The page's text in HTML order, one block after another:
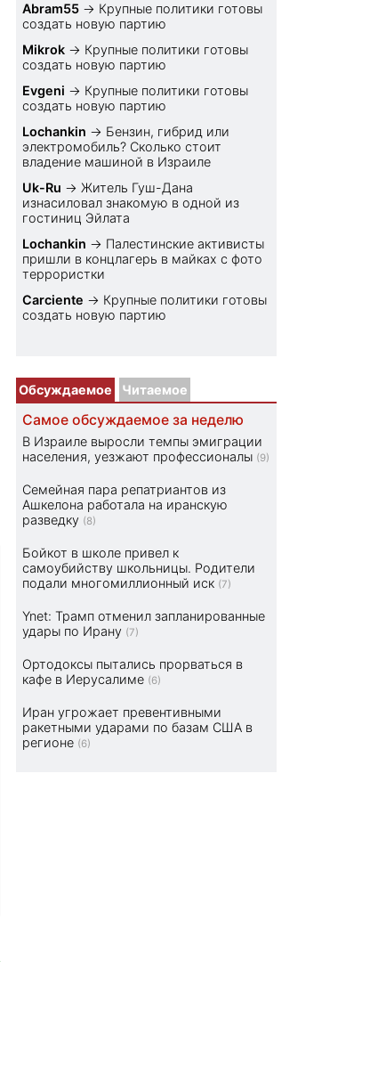
Abram55 → Крупные политики готовы
создать новую партию
Mikrok → Крупные политики готовы
создать новую партию
Evgeni → Крупные политики готовы
создать новую партию
Lochankin → Бензин, гибрид или
электромобиль? Cколько стоит
владение машиной в Израиле
Uk-Ru → Житель Гуш-Дана
изнасиловал знакомую в одной из
гостиниц Эйлата
Lochankin → Палестинские активисты
пришли в концлагерь в майках с фото
террористки
Carciente → Крупные политики готовы
создать новую партию
Обсуждаемое Читаемое
Самое обсуждаемое за неделю
В Израиле выросли темпы эмиграции
населения, уезжают профессионалы (9)
Семейная пара репатриантов из
Ашкелона работала на иранскую
разведку (8)
Бойкот в школе привел к
самоубийству школьницы. Родители
подали многомиллионный иск (7)
Ynet: Трамп отменил запланированные
удары по Ирану (7)
Ортодоксы пытались прорваться в
кафе в Иерусалиме (6)
Иран угрожает превентивными
ракетными ударами по базам США в
регионе (6)